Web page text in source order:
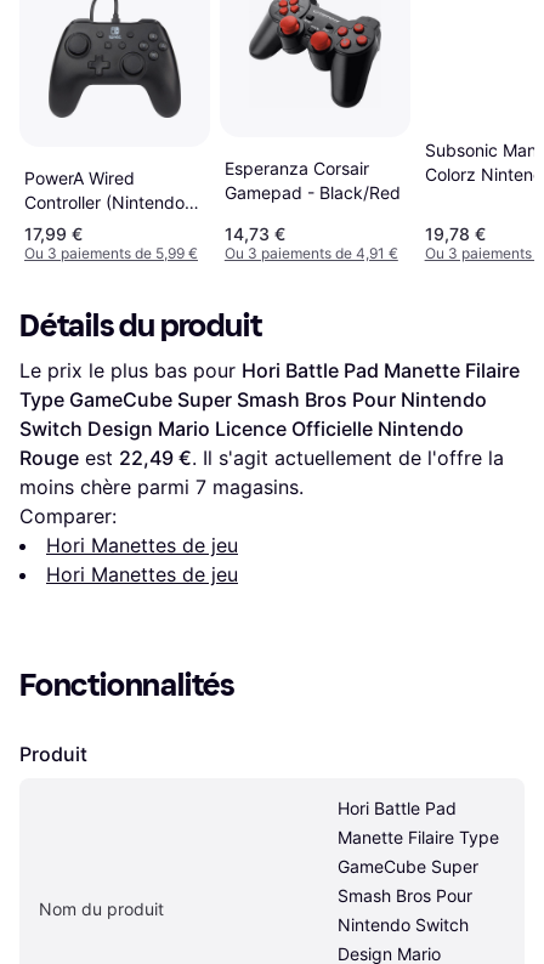
PowerA Wired
Controller (Nintendo
Switch) - Black
17,99 €
Ou 3 paiements de 5,99 €
Esperanza Corsair
Gamepad - Black/Red
14,73 €
Ou 3 paiements de 4,91 €
Subsonic
Colorz
19,78 €
Ou 3 paiements
Détails du produit
Le prix le plus bas pour Hori Battle Pad Manette Filaire
Type GameCube Super Smash Bros Pour Nintendo
Switch Design Mario Licence Officielle Nintendo
Rouge est 22,49 €. Il s'agit actuellement de l'offre la
moins chère parmi 7 magasins.
Comparer:
Hori Manettes de jeu
Hori Manettes de jeu
Fonctionnalités
Produit
Nom du produit
Hori Battle Pad
Manette Filaire Type
GameCube Super
Smash Bros Pour
Nintendo Switch
Design Mario